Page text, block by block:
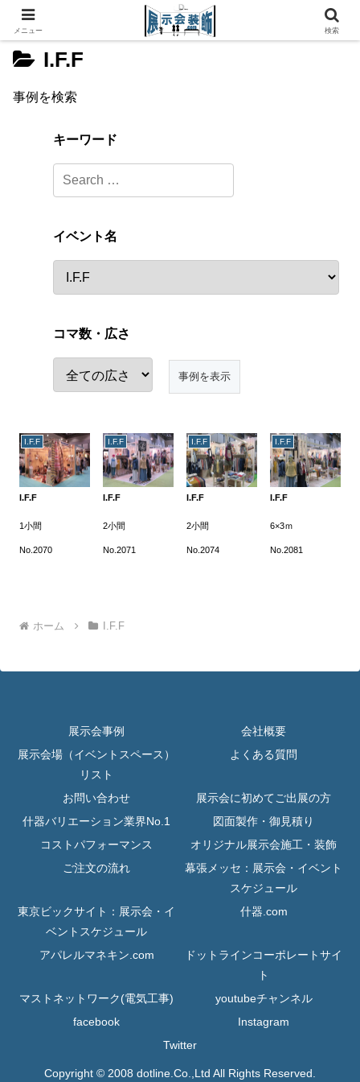
I.F.F
事例を検索
キーワード
イベント名
コマ数・広さ
I.F.F
I.F.F
1小間
No.2070
I.F.F
I.F.F
2小間
No.2071
I.F.F
I.F.F
2小間
No.2074
I.F.F
I.F.F
6×3ｍ
No.2081
ホーム I.F.F
展示会事例
会社概要
展示会場（イベントスペース）
リスト
よくある質問
お問い合わせ
展示会に初めてご出展の方
什器バリエーション業界No.1
図面製作・御見積り
コストパフォーマンス
オリジナル展示会施工・装飾
ご注文の流れ
幕張メッセ：展示会・イベント
スケジュール
東京ビックサイト：展示会・イ
ベントスケジュール
什器.com
アパレルマネキン.com
ドットラインコーポレートサイ
ト
マストネットワーク(電気工事)
youtubeチャンネル
facebook
Instagram
Twitter
Copyright © 2008 dotline.Co.,Ltd All Rights Reserved.
メニュー 検索